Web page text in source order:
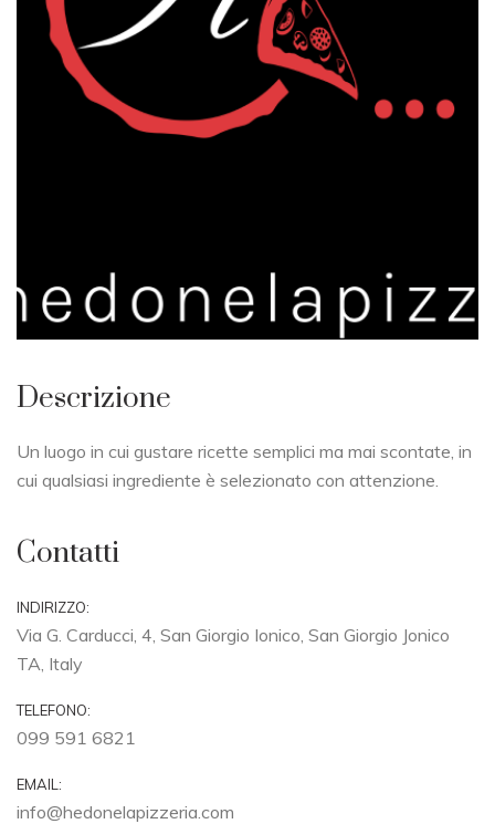
Descrizione
Un luogo in cui gustare ricette semplici ma mai scontate, in
cui qualsiasi ingrediente è selezionato con attenzione.
Contatti
INDIRIZZO:
Via G. Carducci, 4, San Giorgio Ionico, San Giorgio Jonico
TA, Italy
TELEFONO:
099 591 6821
EMAIL:
info@hedonelapizzeria.com